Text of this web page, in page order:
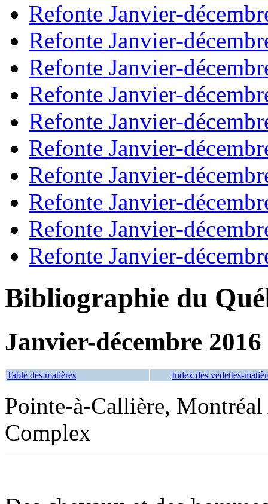
Refonte Janvier-
Refonte Janvier-
Refonte Janvier-
Refonte Janvier-
Refonte Janvier-
Refonte Janvier-
Refonte Janvier-
Refonte Janvier-
Refonte Janvier-
Refonte Janvier-
Bibliographie du
Janvier-décembre 2016
Table des matières Index des vedettes-
Pointe-à-Callière,
Complex